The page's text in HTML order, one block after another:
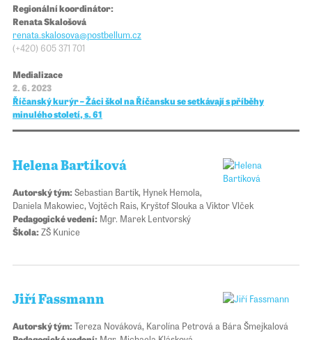
Regionální koordinátor:
Renata Skalošová
renata.skalosova@​​postbellum.cz
(+420) 605 371 701
Medializace
2. 6. 2023
Říčanský kurýr – Žáci škol na Říčansku se setkávají s příběhy
minulého století, s. 61
Helena Bartíková
Autorský tým:Sebastian Bartík, Hynek Hemola,
Daniela Makowiec, Vojtěch Rais, Kryštof Slouka a Viktor Vlček
Pedagogické vedení: Mgr. Marek Lentvorský
Škola:ZŠ Kunice
Jiří Fassmann
Autorský tým:Tereza Nováková, Karolína Petrová a Bára Šmejkalová